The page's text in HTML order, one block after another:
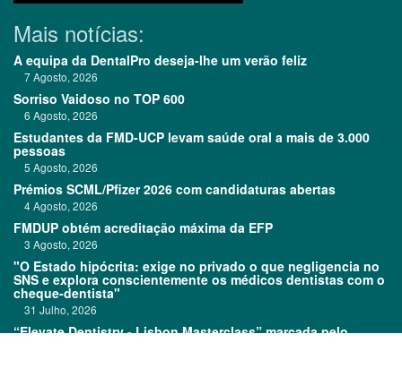
Mais notícias:
A equipa da DentalPro deseja-lhe um verão feliz
7 Agosto, 2026
Sorriso Vaidoso no TOP 600
6 Agosto, 2026
Estudantes da FMD-UCP levam saúde oral a mais de 3.000
pessoas
5 Agosto, 2026
Prémios SCML/Pfizer 2026 com candidaturas abertas
4 Agosto, 2026
FMDUP obtém acreditação máxima da EFP
3 Agosto, 2026
"O Estado hipócrita: exige no privado o que negligencia no
SNS e explora conscientemente os médicos dentistas com o
cheque-dentista"
31 Julho, 2026
“Elevate Dentistry - Lisbon Masterclass” marcada pelo